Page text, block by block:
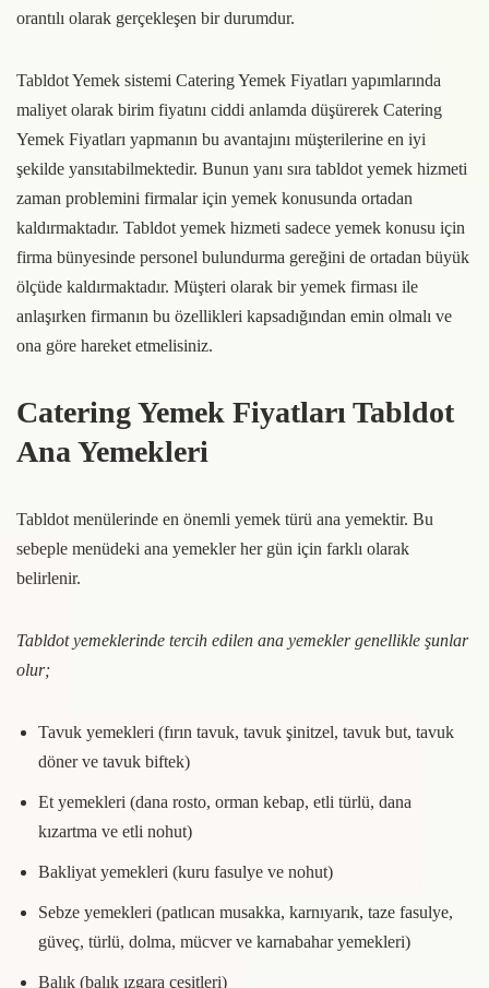
orantılı olarak gerçekleşen bir durumdur.
Tabldot Yemek sistemi Catering Yemek Fiyatları yapımlarında
maliyet olarak birim fiyatını ciddi anlamda düşürerek Catering
Yemek Fiyatları yapmanın bu avantajını müşterilerine en iyi
şekilde yansıtabilmektedir. Bunun yanı sıra tabldot yemek hizmeti
zaman problemini firmalar için yemek konusunda ortadan
kaldırmaktadır. Tabldot yemek hizmeti sadece yemek konusu için
firma bünyesinde personel bulundurma gereğini de ortadan büyük
ölçüde kaldırmaktadır. Müşteri olarak bir yemek firması ile
anlaşırken firmanın bu özellikleri kapsadığından emin olmalı ve
ona göre hareket etmelisiniz.
Catering Yemek Fiyatları Tabldot
Ana Yemekleri
Tabldot menülerinde en önemli yemek türü ana yemektir. Bu
sebeple menüdeki ana yemekler her gün için farklı olarak
belirlenir.
Tabldot yemeklerinde tercih edilen ana yemekler genellikle şunlar
olur;
Tavuk yemekleri (fırın tavuk, tavuk şinitzel, tavuk but, tavuk
döner ve tavuk biftek)
Et yemekleri (dana rosto, orman kebap, etli türlü, dana
kızartma ve etli nohut)
Bakliyat yemekleri (kuru fasulye ve nohut)
Sebze yemekleri (patlıcan musakka, karnıyarık, taze fasulye,
güveç, türlü, dolma, mücver ve karnabahar yemekleri)
Balık (balık ızgara çeşitleri)